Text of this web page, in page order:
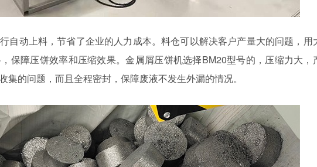
自动上料，节省了企业的人力成本。料仓可以解决客户产量大的问题，用
保障压饼效率和压缩效果。金属屑压饼机选择BM20型号的，压缩力大，
的问题，而且全程密封，保障废液不发生外漏的情况。